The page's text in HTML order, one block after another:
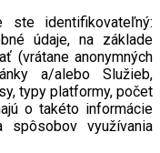
ste identifikovateľný:
údaje, na základe
(vrátane anonymných
a/alebo Služieb,
typy platformy, počet
o takéto informácie
spôsobov využívania